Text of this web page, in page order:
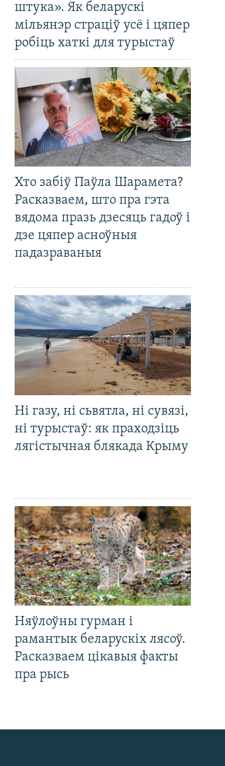
штука». Як беларускі
мільянэр страціў усё і цяпер
робіць хаткі для турыстаў
Хто забіў Паўла Шарамета?
Расказваем, што пра гэта
вядома празь дзесяць гадоў і
дзе цяпер асноўныя
падазраваныя
Ні газу, ні сьвятла, ні сувязі,
ні турыстаў: як праходзіць
лягістычная блякада Крыму
Няўлоўны гурман і
рамантык беларускіх лясоў.
Расказваем цікавыя факты
пра рысь